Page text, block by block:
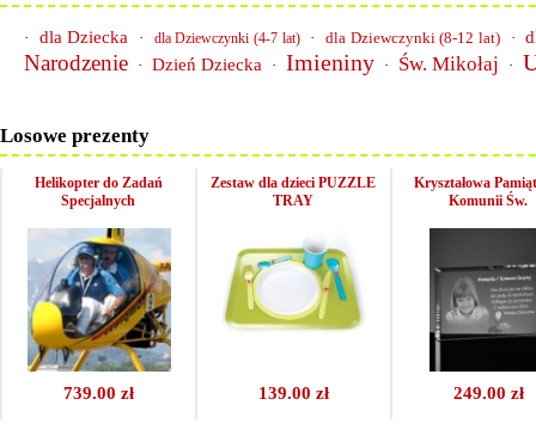
· dla Dziecka · dla Dziewczynki (4-7 lat) · dla Dziewczynki (8-12 lat) ·
Narodzenie · Dzień Dziecka · Imieniny · Św. Mikołaj ·
Losowe prezenty
739.00 zł
Helikopter do Zadań
Specjalnych
139.00 zł
Zestaw dla dzieci PUZZLE
TRAY
249.00 zł
Kryształowa
Komunii Św.